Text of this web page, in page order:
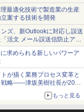
」を展開へ
最適化技術で製造業の生産
案する技術を開発
ズ、新Outlookに対応し誤送
活文 メール誤送信防止アド
供
求められる新しいパワーア
が描く業務プロセス変革と
戦略――津坂美樹社長が2027
もっと見る